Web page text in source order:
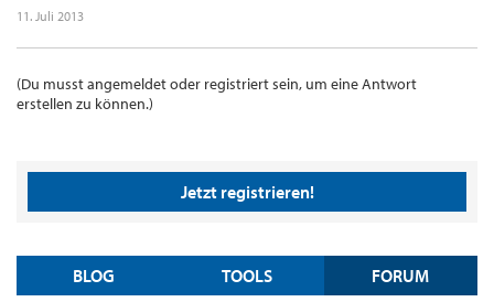
11. Juli 2013
(Du musst angemeldet oder registriert sein, um eine Antwort
erstellen zu können.)
Jetzt registrieren!
BLOG TOOLS FORUM